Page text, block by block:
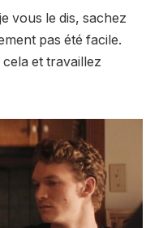
je vous le dis, sachez
pas été facile.
et travaillez